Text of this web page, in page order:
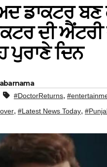
ਡਾਕਟਰ
ਦੀ
ਦਿਨ
#DoctorReturns,
, #Latest News Today,